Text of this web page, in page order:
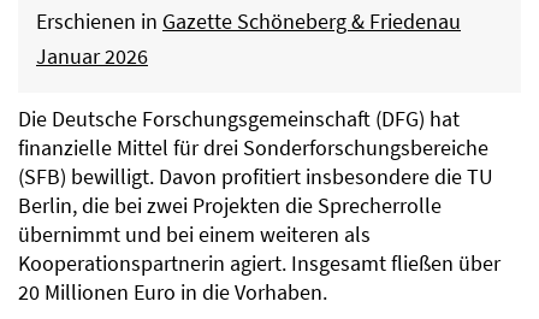
Erschienen in Gazette Schöneberg & Friedenau
Januar 2026
Die Deutsche Forschungsgemeinschaft (DFG) hat
finanzielle Mittel für drei Sonderforschungsbereiche
(SFB) bewilligt. Davon profitiert insbesondere die TU
Berlin, die bei zwei Projekten die Sprecherrolle
übernimmt und bei einem weiteren als
Kooperationspartnerin agiert. Insgesamt fließen über
20 Millionen Euro in die Vorhaben.